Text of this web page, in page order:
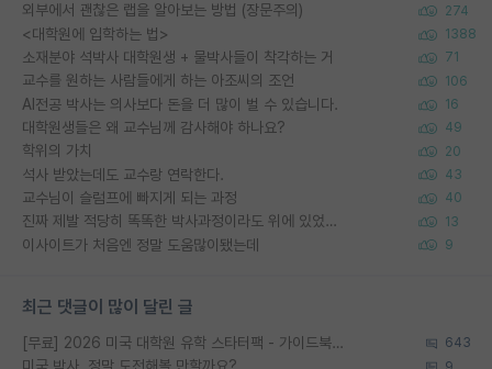
외부에서 괜찮은 랩을 알아보는 방법 (장문주의) 274
<대학원에 입학하는 법> 1388
소재분야 석박사 대학원생 + 물박사들이 착각하는 거 71
교수를 원하는 사람들에게 하는 아조씨의 조언 106
AI전공 박사는 의사보다 돈을 더 많이 벌 수 있습니다. 16
대학원생들은 왜 교수님께 감사해야 하나요? 49
학위의 가치 20
석사 받았는데도 교수랑 연락한다. 43
교수님이 슬럼프에 빠지게 되는 과정 40
진짜 제발 적당히 똑똑한 박사과정이라도 위에 있었으면.. 13
이사이트가 처음엔 정말 도움많이됐는데 9
최근 댓글이 많이 달린 글
[무료] 2026 미국 대학원 유학 스타터팩 - 가이드북 & 합격자 컨택메일 템플릿 643